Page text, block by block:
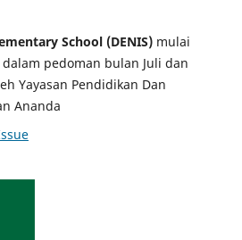
School (DENIS)mulai
pedoman bulan Juli dan
Yayasan Pendidikan Dan
Ananda